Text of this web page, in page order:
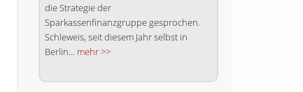
die Strategie der
Sparkassenfinanzgruppe gesprochen.
Schleweis, seit diesem Jahr selbst in
Berlin... mehr >>